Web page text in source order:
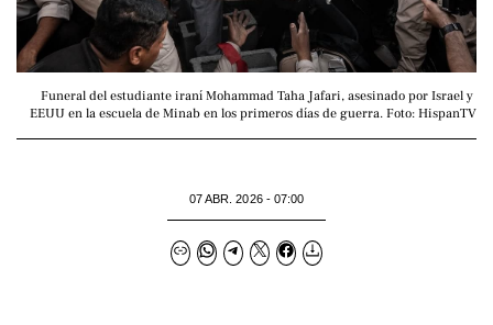
Funeral del estudiante iraní Mohammad Taha Jafari, asesinado por Israel y
EEUU en la escuela de Minab en los primeros días de guerra. Foto: HispanTV
07 ABR. 2026 - 07:00